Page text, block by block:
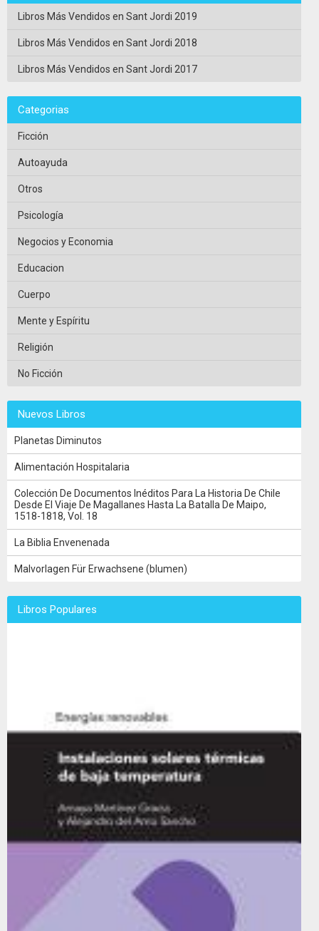
Libros Más Vendidos en Sant Jordi 2019
Libros Más Vendidos en Sant Jordi 2018
Libros Más Vendidos en Sant Jordi 2017
Categorias
Ficción
Autoayuda
Otros
Psicología
Negocios y Economia
Educacion
Cuerpo
Mente y Espíritu
Religión
No Ficción
Nuevos Libros
Planetas Diminutos
Alimentación Hospitalaria
Colección De Documentos Inéditos Para La Historia De Chile
Desde El Viaje De Magallanes Hasta La Batalla De Maipo,
1518-1818, Vol. 18
La Biblia Envenenada
Malvorlagen Für Erwachsene (blumen)
Libros Populares